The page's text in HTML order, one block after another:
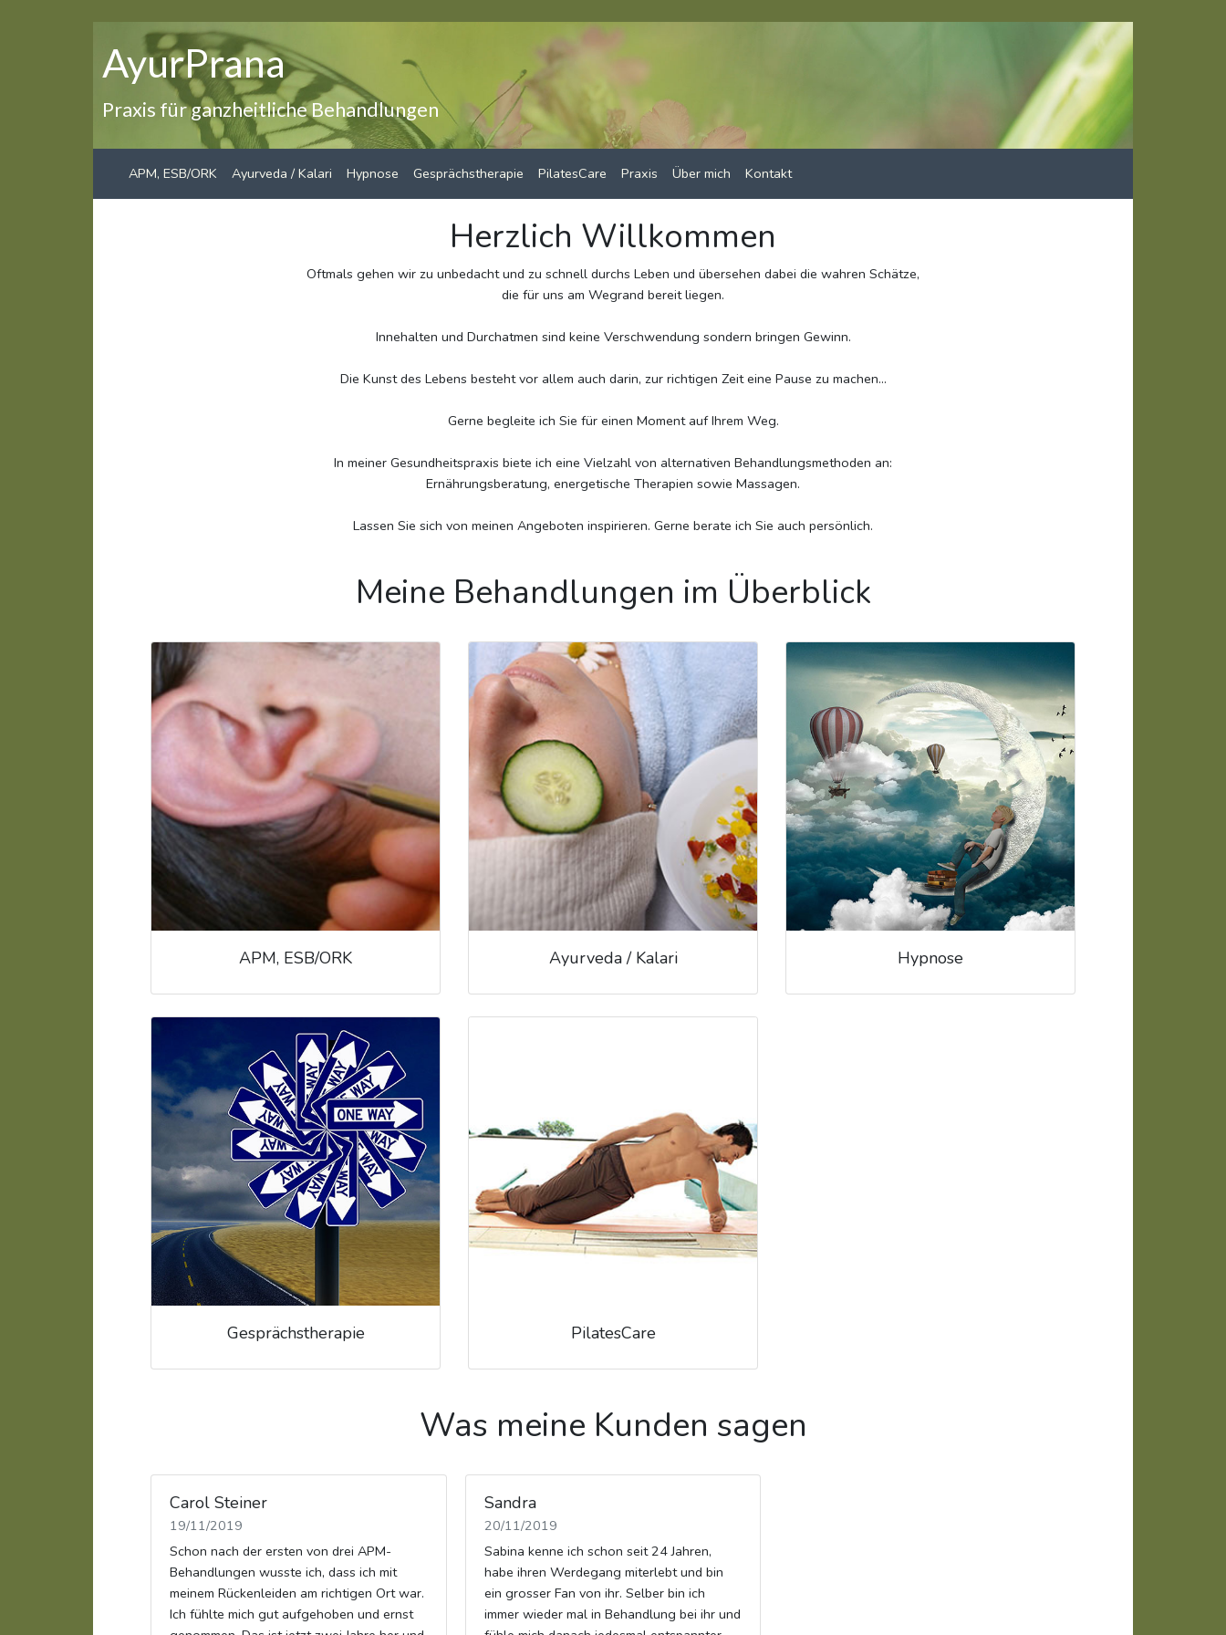
AyurPrana
Praxis für ganzheitliche Behandlungen
APM, ESB/ORK Ayurveda / Kalari Hypnose Gesprächstherapie PilatesCare Praxis Über mich Kontakt
Herzlich Willkommen
Oftmals gehen wir zu unbedacht und zu schnell durchs Leben und übersehen dabei die wahren Schätze,
die für uns am Wegrand bereit liegen.
Innehalten und Durchatmen sind keine Verschwendung sondern bringen Gewinn.
Die Kunst des Lebens besteht vor allem auch darin, zur richtigen Zeit eine Pause zu machen...
Gerne begleite ich Sie für einen Moment auf Ihrem Weg.
In meiner Gesundheitspraxis biete ich eine Vielzahl von alternativen Behandlungsmethoden an:
Ernährungsberatung, energetische Therapien sowie Massagen.
Lassen Sie sich von meinen Angeboten inspirieren. Gerne berate ich Sie auch persönlich.
Meine Behandlungen im Überblick
APM, ESB/ORK Ayurveda / Kalari Hypnose
Gesprächs­therapie PilatesCare
Was meine Kunden sagen
Carol Steiner
19/11/2019
Schon nach der ersten von drei APM-
Behandlungen wusste ich, dass ich mit
meinem Rückenleiden am richtigen Ort war.
Ich fühlte mich gut aufgehoben und ernst
Sandra
20/11/2019
Sabina kenne ich schon seit 24 Jahren,
habe ihren Werdegang miterlebt und bin
ein grosser Fan von ihr. Selber bin ich
immer wieder mal in Behandlung bei ihr und